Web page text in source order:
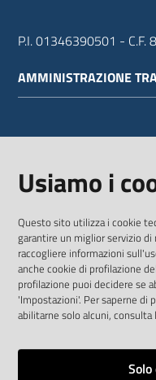
P.I. 01346390501 - C.F.
AMMINISTRAZIONE
SEGUICI SU
TwitterFacebookYoutube
Usiamo i
Questo sito utilizza i cookie
garantire un miglior servizio
raccogliere informazioni
anche cookie di profilazione
profilazione puoi decidere se
'Impostazioni'. Per saperne di
abilitarne solo alcuni, consulta